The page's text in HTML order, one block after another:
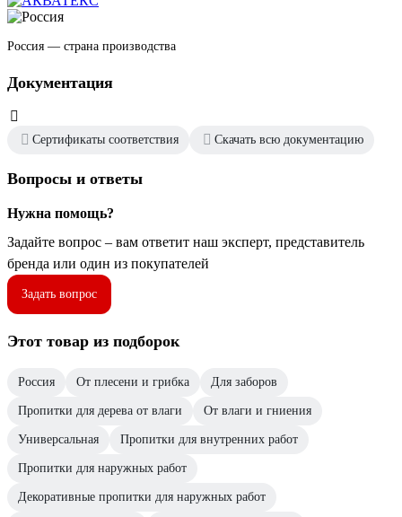
Россия — страна производства
Документация
Сертификаты соответствия Скачать всю документацию
Вопросы и ответы
Нужна помощь?
Задайте вопрос – вам ответит наш эксперт, представитель
бренда или один из покупателей
Задать вопрос
Этот товар из подборок
Россия От плесени и грибка Для заборов
Пропитки для дерева от влаги От влаги и гниения
Универсальная Пропитки для внутренних работ
Пропитки для наружных работ
Декоративные пропитки для наружных работ